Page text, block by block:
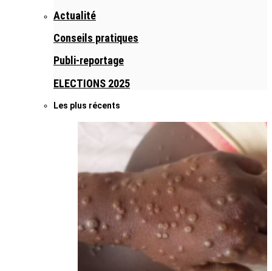
Actualité
Conseils pratiques
Publi-reportage
ELECTIONS 2025
Les plus récents